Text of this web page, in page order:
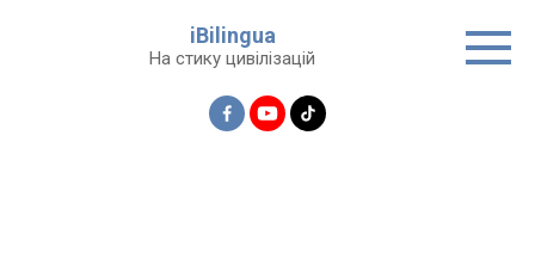
iBilingua
На стику цивілізацій